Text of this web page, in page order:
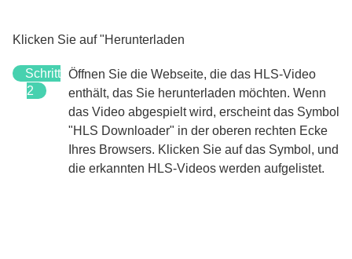
Klicken Sie auf "Herunterladen
Schritt
2
Öffnen Sie die Webseite, die das HLS-Video
enthält, das Sie herunterladen möchten. Wenn
das Video abgespielt wird, erscheint das Symbol
"HLS Downloader" in der oberen rechten Ecke
Ihres Browsers. Klicken Sie auf das Symbol, und
die erkannten HLS-Videos werden aufgelistet.